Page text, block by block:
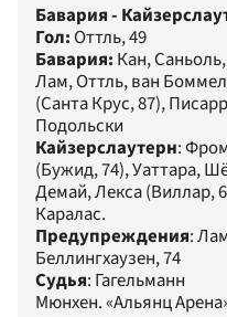
Бавария -
Гол: Оттль, 49
Бавария: Кан,
Лам, Оттль, ван
(Санта Крус, 87),
Подольски
Кайзерслаутерн:
(Бужид, 74), Уаттара,
Демай, Лекса (Виллар,
Каралас.
Предупреждения:
Беллингхаузен, 74
Судья: Гагельманн
Мюнхен. «Альянц